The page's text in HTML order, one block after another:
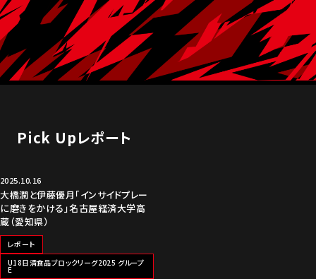
Pick Upレポート
2025.10.16
大橋潤と伊藤優月「インサイドプレー
に磨きをかける」名古屋経済大学高
蔵（愛知県）
レポート
U18日清食品ブロックリーグ2025 グループ
E